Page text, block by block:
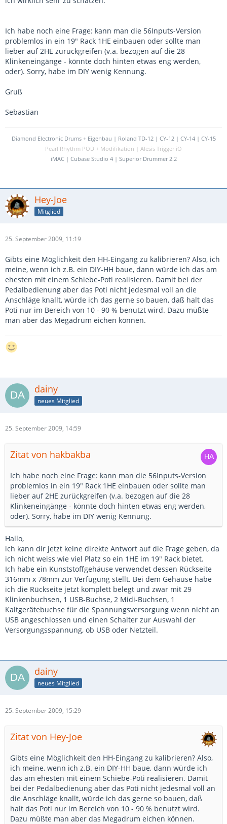
Ich habe noch eine Frage: kann man die 56Inputs-Version
problemlos in ein 19" Rack 1HE einbauen oder sollte man
lieber auf 2HE zurückgreifen (v.a. bezogen auf die 28
Klinkeneingänge - könnte doch hinten etwas eng werden,
oder). Sorry, habe im DIY wenig Kennung.
Gruß
Sebastian
Diamond Electronic Drums + Eigenbau | Roland TD-12 | CY-12 | CY-14 | CY-15
Pearl Rhythm POD + Modifikation | Alesis Trigger iO
iMAC | Cubase Studio 4 | Superior Drummer 2.2
Hey-Joe
Mitglied
25. September 2009, 11:19
Gibts eine Möglichkeit den HH-Eingang zu kalibrieren? Also, ich
meine, wenn ich z.B. ein DIY-HH baue, dann würde ich das am
ehesten mit einem Schiebe-Poti realisieren. Damit bei der
Pedalbedienung aber das Poti nicht jedesmal voll an die
Anschläge knallt, würde ich das gerne so bauen, daß halt das
Poti nur im Bereich von 10 - 90 % benutzt wird. Dazu müßte
man aber das Megadrum eichen können.
dainy
neues Mitglied
25. September 2009, 14:59
Zitat von hakbakba
Ich habe noch eine Frage: kann man die 56Inputs-Version
problemlos in ein 19" Rack 1HE einbauen oder sollte man
lieber auf 2HE zurückgreifen (v.a. bezogen auf die 28
Klinkeneingänge - könnte doch hinten etwas eng werden,
oder). Sorry, habe im DIY wenig Kennung.
Hallo,
ich kann dir jetzt keine direkte Antwort auf die Frage geben, da
ich nicht weiss wie viel Platz so ein 1HE im 19" Rack bietet.
Ich habe ein Kunststoffgehäuse verwendet dessen Rückseite
316mm x 78mm zur Verfügung stellt. Bei dem Gehäuse habe
ich die Rückseite jetzt komplett belegt und zwar mit 29
Klinkenbuchsen, 1 USB-Buchse, 2 Midi-Buchsen, 1
Kaltgerätebuchse für die Spannungsversorgung wenn nicht an
USB angeschlossen und einen Schalter zur Auswahl der
Versorgungsspannung, ob USB oder Netzteil.
dainy
neues Mitglied
25. September 2009, 15:29
Zitat von Hey-Joe
Gibts eine Möglichkeit den HH-Eingang zu kalibrieren? Also,
ich meine, wenn ich z.B. ein DIY-HH baue, dann würde ich
das am ehesten mit einem Schiebe-Poti realisieren. Damit
bei der Pedalbedienung aber das Poti nicht jedesmal voll an
die Anschläge knallt, würde ich das gerne so bauen, daß
halt das Poti nur im Bereich von 10 - 90 % benutzt wird.
Dazu müßte man aber das Megadrum eichen können.